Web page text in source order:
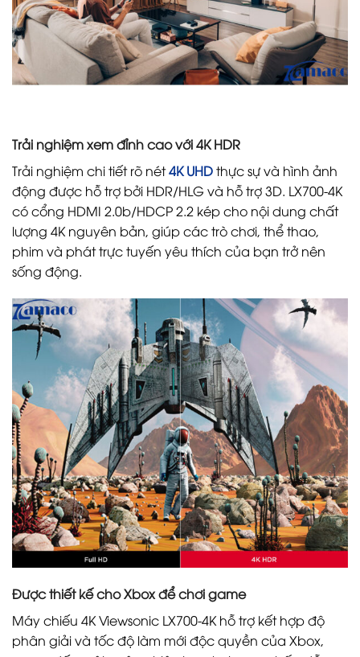
Trải nghiệm xem đỉnh cao với 4K HDR
Trải nghiệm chi tiết rõ nét4K UHDthực sự và hình ảnh
động được hỗ trợ bởi HDR/HLG và hỗ trợ 3D. LX700-4K
có cổng HDMI 2.0b/HDCP 2.2 kép cho nội dung chất
lượng 4K nguyên bản, giúp các trò chơi, thể thao,
phim và phát trực tuyến yêu thích của bạn trở nên
sống động.
Được thiết kế cho Xbox để chơi game
Máy chiếu 4K Viewsonic LX700-4K hỗ trợ kết hợp độ
phân giải và tốc độ làm mới độc quyền của Xbox,